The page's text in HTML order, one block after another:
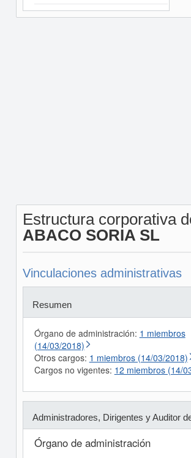
Estructura corporativa
ABACO SORIA SL
Vinculaciones administrativas
Resumen
Órgano de administración: 1 miembros
(14/03/2018)
Otros cargos: 1 miembros (14/03/2018)
Cargos no vigentes: 12 miembros (14/
Administradores, Dirigentes y Auditor
Órgano de administración